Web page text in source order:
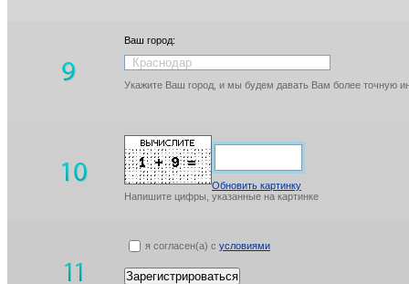
Ваш город:
Укажите Ваш город, и мы будем давать Вам более точную
Обновить картинку
Напишите цифры, указанные на картинке
я согласен(а) с условиями
Зарегистрироваться